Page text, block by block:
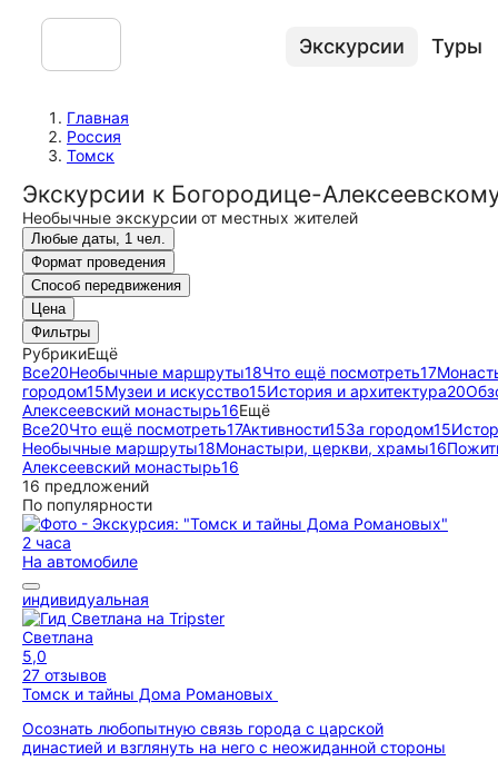
Экскурсии Туры
Главная
Россия
Томск
Экскурсии к Богородице-
Необычные экскурсии от местных жителей
Любые даты, 1 чел.
Формат проведения
Способ передвижения
Цена
Фильтры
РубрикиЕщё
Все20Необычные маршруты18Что ещё посмотреть17
городом15Музеи и искусство15История и архитектура20
Алексеевский монастырь16Ещё
Все20Что ещё посмотреть17Активности15За городом15
Необычные маршруты18Монастыри, церкви, храмы16
Алексеевский монастырь16
16 предложений
По популярности
2 часа
На автомобиле
индивидуальная
Светлана
5,0
27 отзывов
Томск и тайны Дома Романовых
Осознать любопытную связь города с царской
династией и взглянуть на него с неожиданной стороны